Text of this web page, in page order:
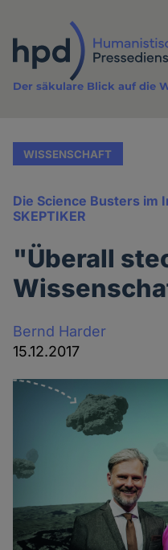
Inhalt
Der säkulare Blick auf die
WISSENSCHAFT
Die Science Busters im
SKEPTIKER
"Überall
Bernd Harder
15.12.2017